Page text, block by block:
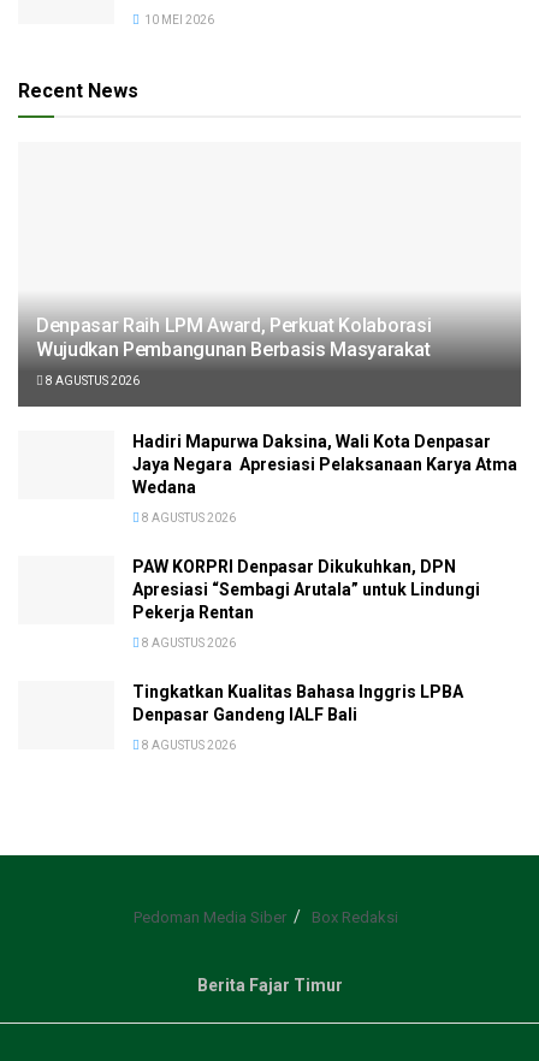
10 MEI 2026
Recent News
Denpasar Raih LPM Award, Perkuat Kolaborasi
Wujudkan Pembangunan Berbasis Masyarakat
8 AGUSTUS 2026
Hadiri Mapurwa Daksina, Wali Kota Denpasar
Jaya Negara Apresiasi Pelaksanaan Karya Atma
Wedana
8 AGUSTUS 2026
PAW KORPRI Denpasar Dikukuhkan, DPN
Apresiasi “Sembagi Arutala” untuk Lindungi
Pekerja Rentan
8 AGUSTUS 2026
Tingkatkan Kualitas Bahasa Inggris LPBA
Denpasar Gandeng IALF Bali
8 AGUSTUS 2026
Pedoman Media Siber Box Redaksi
Berita Fajar Timur